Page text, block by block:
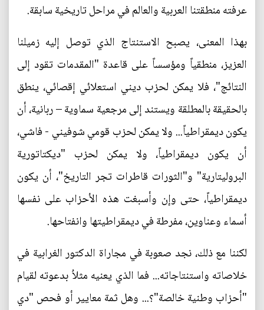
عرفته منطقتنا العربية والعالم في مراحل تاريخية سابقة.
بهذا المعنى، يصبح الاستنتاج الذي توصل إليه زميلنا
العزيز، منطقياً ومؤسساً على قاعدة "المقدمات تقود إلى
النتائج"، فلا يمكن لحزب ديني استعلائي إقصائي، ينطق
بالحقيقة بالمطلقة ويستند إلى مرجعية سماوية – ربانية، أن
يكون ديمقراطياً... ولا يمكن لحزب قومي شوفيني - فاشي،
أن يكون ديمقراطياً، ولا يمكن لحزب "ديكتاتورية
البروليتارية" و"الثورات قاطرات تجر التاريخ"، أن يكون
ديمقراطياً، حتى وإن وأسبغت هذه الأحزاب على نفسها
أسماء وعناوين، مفرطة في ديمقراطيتها وانفتاحها.
لكننا مع ذلك، نجد صعوبة في مجاراة الدكتور الغرابية في
خلاصاته واستنتاجاته... فما الذي يعنيه مثلاُ بدعوته لقيام
"أحزاب وطنية خالصة"؟... وهل ثمة معايير أو فحص "دي